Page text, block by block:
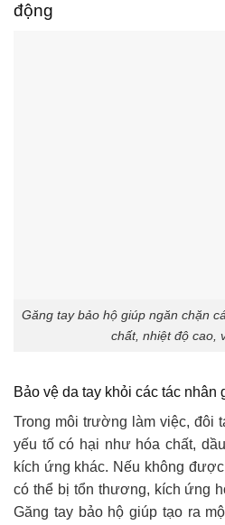
động
Găng tay bảo hộ giúp ngăn chặn
chất, nhiệt độ cao,
Bảo vệ da tay khỏi các tác nhân
Trong môi trường làm việc, đôi
yếu tố có hại như hóa chất,
kích ứng khác. Nếu không
có thể bị tổn thương, kích ứng
Găng tay bảo hộ giúp tạo ra